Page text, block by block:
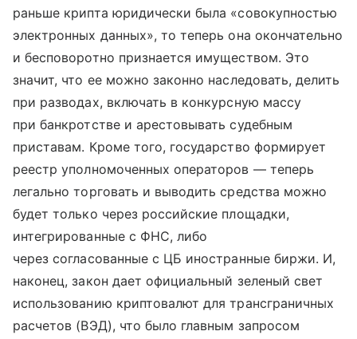
раньше крипта юридически была «совокупностью
электронных данных», то теперь она окончательно
и бесповоротно признается имуществом. Это
значит, что ее можно законно наследовать, делить
при разводах, включать в конкурсную массу
при банкротстве и арестовывать судебным
приставам. Кроме того, государство формирует
реестр уполномоченных операторов — теперь
легально торговать и выводить средства можно
будет только через российские площадки,
интегрированные с ФНС, либо
через согласованные с ЦБ иностранные биржи. И,
наконец, закон дает официальный зеленый свет
использованию криптовалют для трансграничных
расчетов (ВЭД), что было главным запросом